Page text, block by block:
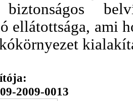
biztonságos
ellátottsága, ami
2009-0013